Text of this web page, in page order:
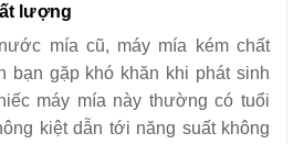
lượng
mía cũ, máy mía kém chất
bạn gặp khó khăn khi phát sinh
máy mía này thường có tuổi
kiệt dẫn tới năng suất không